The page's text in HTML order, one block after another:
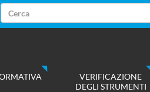
Form
di
Cerca
VERIFICAZIONE
DEGLI STRUMENTI